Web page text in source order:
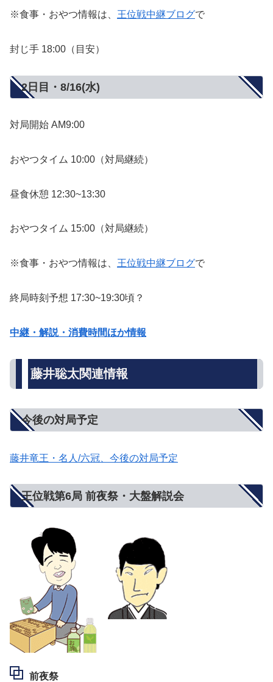
※食事・おやつ情報は、 王位戦中継ブログで
封じ手 18:00（目安）
2日目・8/16(水)
対局開始 AM9:00
おやつタイム 10:00（対局継続）
昼食休憩 12:30~13:30
おやつタイム 15:00（対局継続）
※食事・おやつ情報は、 王位戦中継ブログで
終局時刻予想 17:30~19:30頃？
中継・解説・消費時間ほか情報
藤井聡太関連情報
今後の対局予定
藤井竜王・名人/六冠、今後の対局予定
王位戦第6局 前夜祭・大盤解説会
前夜祭